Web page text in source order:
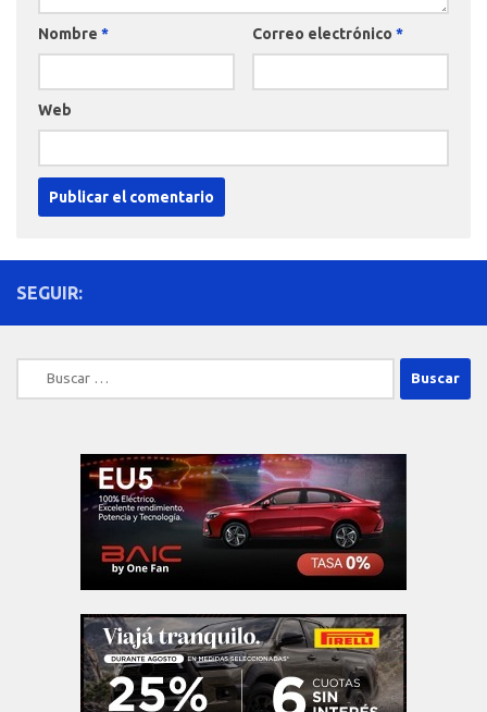
Nombre * Correo electrónico *
Web
SEGUIR:
Buscar: